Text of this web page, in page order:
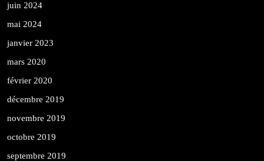
juin 2024
mai 2024
janvier 2023
mars 2020
février 2020
décembre 2019
novembre 2019
octobre 2019
septembre 2019